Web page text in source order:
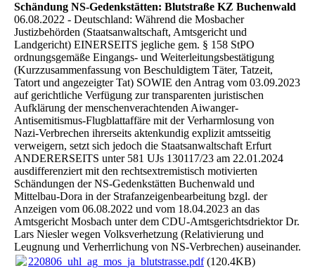
Schändung NS-Gedenkstätten: Blutstraße KZ Buchenwald
06.08.2022 - Deutschland: Während die Mosbacher
Justizbehörden (Staatsanwaltschaft, Amtsgericht und
Landgericht) EINERSEITS jegliche gem. § 158 StPO
ordnungsgemäße Eingangs- und Weiterleitungsbestätigung
(Kurzzusammenfassung von Beschuldigtem Täter, Tatzeit,
Tatort und angezeigter Tat) SOWIE den Antrag vom 03.09.2023
auf gerichtliche Verfügung zur transparenten juristischen
Aufklärung der menschenverachtenden Aiwanger-
Antisemitismus-Flugblattaffäre mit der Verharmlosung von
Nazi-Verbrechen ihrerseits aktenkundig explizit amtsseitig
verweigern, setzt sich jedoch die Staatsanwaltschaft Erfurt
ANDERERSEITS unter 581 UJs 130117/23 am 22.01.2024
ausdifferenziert mit den rechtsextremistisch motivierten
Schändungen der NS-Gedenkstätten Buchenwald und
Mittelbau-Dora in der Strafanzeigenbearbeitung bzgl. der
Anzeigen vom 06.08.2022 und vom 18.04.2023 an das
Amtsgericht Mosbach unter dem CDU-Amtsgerichtsdriektor Dr.
Lars Niesler wegen Volksverhetzung (Relativierung und
Leugnung und Verherrlichung von NS-Verbrechen) auseinander.
220806_uhl_ag_mos_ja_blutstrasse.pdf(120.4KB)